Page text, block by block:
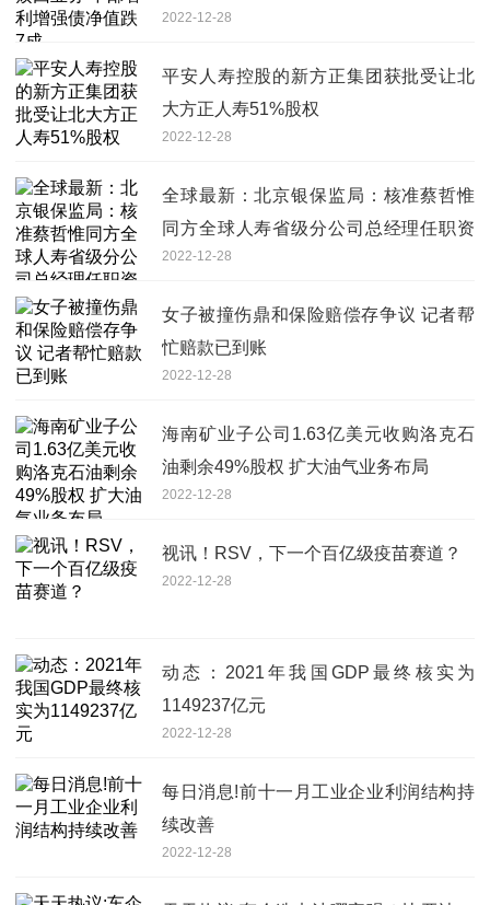
2022-12-28
平安人寿控股的新方正集团获批受让北
大方正人寿51%股权
2022-12-28
全球最新：北京银保监局：核准蔡哲惟
同方全球人寿省级分公司总经理任职资
格
2022-12-28
女子被撞伤鼎和保险赔偿存争议 记者帮
忙赔款已到账
2022-12-28
海南矿业子公司1.63亿美元收购洛克石
油剩余49%股权 扩大油气业务布局
2022-12-28
视讯！RSV，下一个百亿级疫苗赛道？
2022-12-28
动态：2021年我国GDP最终核实为
1149237亿元
2022-12-28
每日消息!前十一月工业企业利润结构持
续改善
2022-12-28